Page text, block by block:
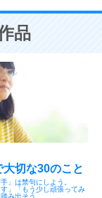
品
大切な30のこと
」は禁句にしよう。
す」「もう少し頑張ってみ
み出そう。